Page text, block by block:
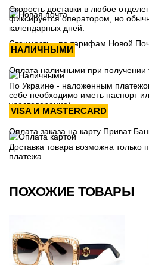
Скорость доставки в любое
фиксируется оператором, но
календарных дней.
Стоимость - по тарифам Новой
НАЛИЧНЫМИ
Оплата наличными при получении
По Украине - наложенным
себе необходимо иметь паспорт
удостоверение)
VISA И MASTERCARD
Оплата заказа на карту Приват
Доставка товара возможна только
платежа.
ПОХОЖИЕ ТОВАРЫ